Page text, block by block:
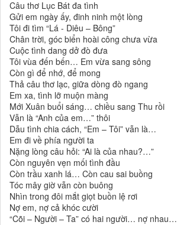
Câu thơ Lục Bát đa tình
Gửi em ngày ấy, đinh ninh một lòng
Tôi đi tìm “Lá - Diêu – Bông”
Chân trời, góc biển hoài công chưa vừa
Cuộc tình dang dở đò đưa
Tôi vùa đến bến… Em vừa sang sông
Còn gì để nhớ, để mong
Thả câu thơ lạc, giữa dòng đò ngang
Em xa, tình lỡ muộn màng
Mới Xuân buổi sáng… chiều sang Thu rồi
Vẫn là “Anh của em…” thôi
Dẫu tình chia cách, “Em – Tôi” vẫn là…
Em đi về phía người ta
Nặng lòng câu hỏi: “Ai là của nhau?…”
Còn nguyên vẹn mối tình đầu
Còn trầu xanh lá… Còn cau sai buồng
Tóc mây giờ vẫn còn buông
Nhìn trong đôi mắt giọt buồn lệ rơi
Nợ em, nợ cả khóc cười
“Cõi – Người – Ta” có hai người… nợ nhau…